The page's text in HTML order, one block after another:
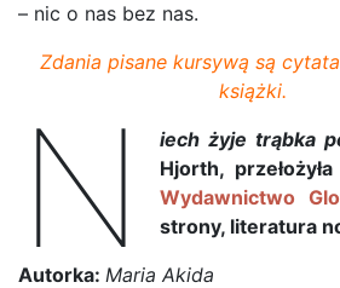
– nic o nas bez nas.
Zdania pisane kursywą są
książki.
N iech żyje trąbka
Hjorth,
Wydawnictwo
strony, literatura
Autorka: Maria Akida